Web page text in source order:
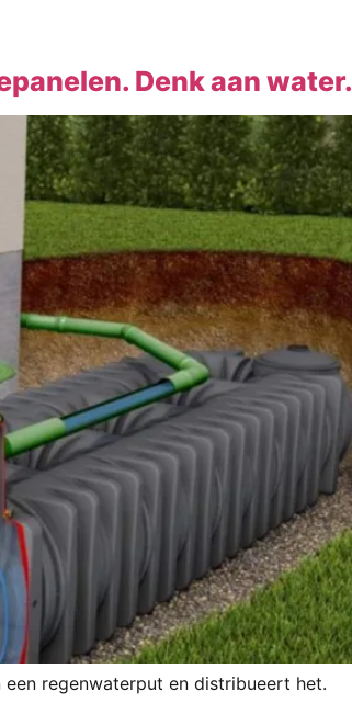
Denk aan water.
regenwaterput en distribueert het.